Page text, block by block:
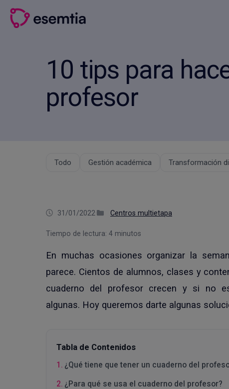
Saltar
contenido
10 tips para
profesor
Todo Gestión académica Transformación
31/01/2022· Centros multietapa
Tiempo de lectura: 4 minutos
En muchas ocasiones organizar la
parece. Cientos de alumnos, clases y
cuaderno del profesor crecen y si no
algunas. Hoy queremos darte algunas
Tabla de Contenidos
¿Qué tiene que tener un cuaderno del
¿Para qué se usa el cuaderno del profesor?